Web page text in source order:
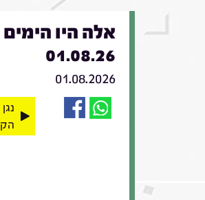
אלה היו
01.08.26
01.08.2026